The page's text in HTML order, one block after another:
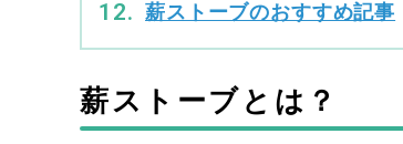
薪ストーブのおすすめ記事
薪ストーブとは？